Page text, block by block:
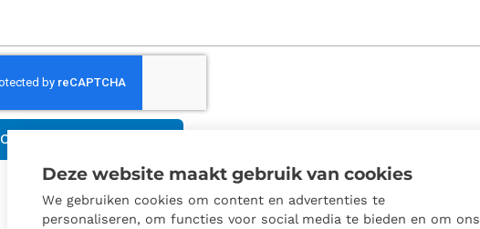
OFFERTE AANVRAGEN
Deze website maakt gebruik van cookies
We gebruiken cookies om content en advertenties te
personaliseren, om functies voor social media te bieden en om ons